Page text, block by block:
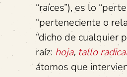
“raíces”), es lo
“perteneciente o
“dicho de cualquier
raíz: hoja, tallo
átomos que